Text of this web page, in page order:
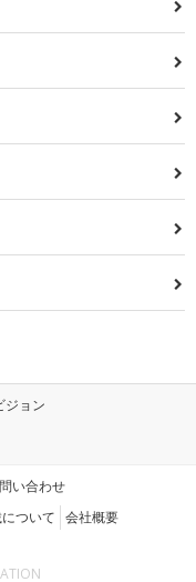
ジョン
い合わせ
ついて 会社概要